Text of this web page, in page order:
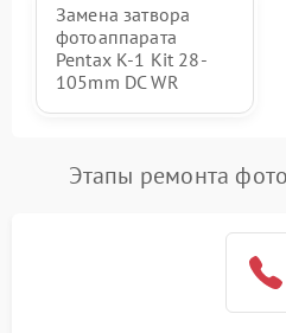
Замена затвора
фотоаппарата
Pentax K-1 Kit 28-
105mm DC WR
Этапы ремонта